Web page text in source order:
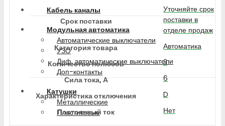
Кабель каналы
Модульная автоматика
Автоматические выключатели
УЗО
Диф. автоматические выключатели
Доп-контакты
Катушки
Металлические
Пластиковые
Срок поставки
Уточняйте срок
поставки в
отделе продаж
Категория товара
Автоматика
Количество полюсов
3
Сила тока, А
6
Характеристика отключения
D
Постоянный ток
Нет